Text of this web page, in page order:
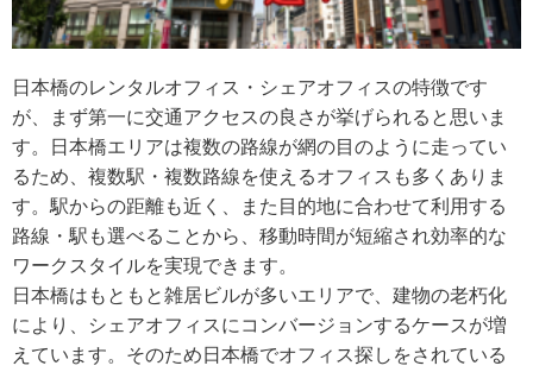
日本橋のレンタルオフィス・シェアオフィスの特徴です
が、まず第一に交通アクセスの良さが挙げられると思いま
す。日本橋エリアは複数の路線が網の目のように走ってい
るため、複数駅・複数路線を使えるオフィスも多くありま
す。駅からの距離も近く、また目的地に合わせて利用する
路線・駅も選べることから、移動時間が短縮され効率的な
ワークスタイルを実現できます。
日本橋はもともと雑居ビルが多いエリアで、建物の老朽化
により、シェアオフィスにコンバージョンするケースが増
えています。そのため日本橋でオフィス探しをされている